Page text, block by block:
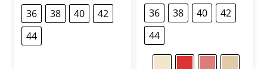
36 38 40
42
44
36 38 40
42
44